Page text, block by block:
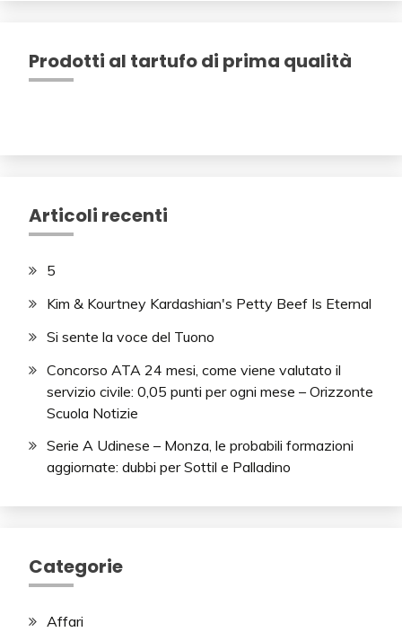
Prodotti al tartufo di prima qualità
Articoli recenti
5
Kim & Kourtney Kardashian's Petty Beef Is Eternal
Si sente la voce del Tuono
Concorso ATA 24 mesi, come viene valutato il
servizio civile: 0,05 punti per ogni mese – Orizzonte
Scuola Notizie
Serie A Udinese – Monza, le probabili formazioni
aggiornate: dubbi per Sottil e Palladino
Categorie
Affari